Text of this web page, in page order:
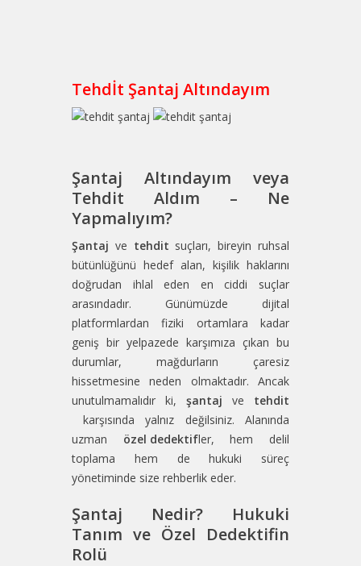
Tehdİt Şantaj Altındayım
Şantaj Altındayım veya
Tehdit Aldım – Ne
Yapmalıyım?
Şantaj ve tehdit suçları, bireyin ruhsal
bütünlüğünü hedef alan, kişilik haklarını
doğrudan ihlal eden en ciddi suçlar
arasındadır. Günümüzde dijital
platformlardan fiziki ortamlara kadar
geniş bir yelpazede karşımıza çıkan bu
durumlar, mağdurların çaresiz
hissetmesine neden olmaktadır. Ancak
unutulmamalıdır ki, şantaj ve tehdit
karşısında yalnız değilsiniz. Alanında
uzman özel dedektifler, hem delil
toplama hem de hukuki süreç
yönetiminde size rehberlik eder.
Şantaj Nedir? Hukuki
Tanım ve Özel Dedektifin
Rolü